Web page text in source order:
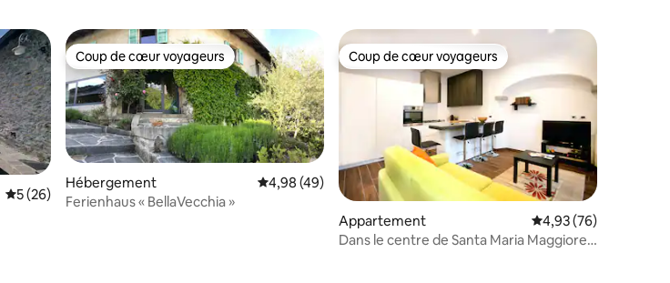
appréciés
Évaluation moyenne sur la base de 26 commentaires : 5 sur 5
5 (26)
Coup de cœur voyageurs
Coup de cœur voyageurs
Hébergement Évaluation moyenne sur la base de 49 commentaires : 4,98 sur 5
4,98 (49)
Ferienhaus « BellaVecchia »
Coup de cœur voyageurs
Coup de cœur voyageurs
Appartement Évaluation moyenne
4,93 (76)
Dans le centre de Santa Maria Maggiore,